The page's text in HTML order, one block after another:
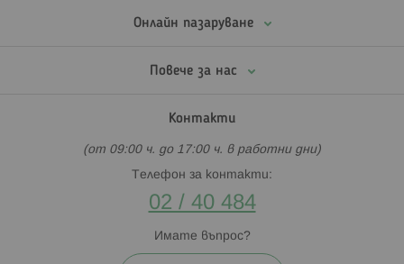
Онлайн пазаруване
Повече за нас
Контакти
(от 09:00 ч. до 17:00 ч. в работни дни)
Телефон за контакти:
02 / 40 484
Имате въпрос?